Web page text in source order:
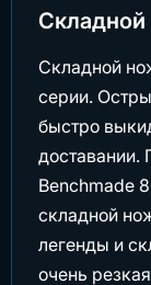
Складной
серии.
быстро
Benchmade
складной
легенды и
очень